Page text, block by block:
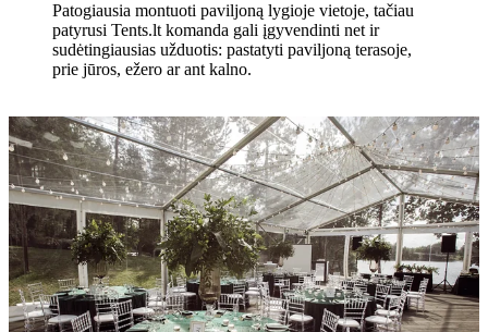
Patogiausia montuoti paviljoną lygioje vietoje, tačiau
patyrusi Tents.lt komanda gali įgyvendinti net ir
sudėtingiausias užduotis: pastatyti paviljoną terasoje,
prie jūros, ežero ar ant kalno.